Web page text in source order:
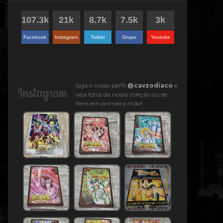
Facebook Instagram Twitter Grupo Youtube
Siga o nosso perfil @cavzodiaco e
veja fotos da nossa coleção ou de
itens em primeira mão!